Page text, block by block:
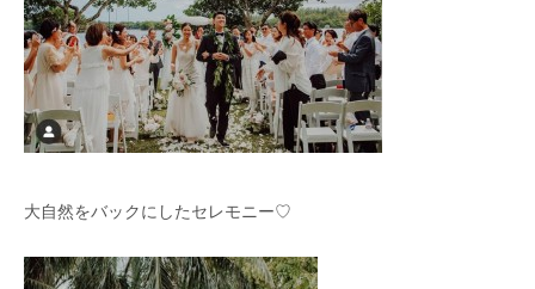
大自然をバックにしたセレモニー♡